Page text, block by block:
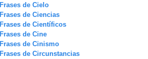
Frases de Cielo
Frases de Ciencias
Frases de Científicos
Frases de Cine
Frases de Cinismo
Frases de Circunstancias